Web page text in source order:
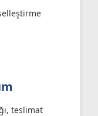
teslimat